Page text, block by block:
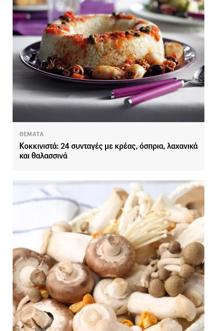
ΘΕΜΑΤΑ
Κοκκινιστά: 24 συνταγές με κρέας, όσπρια, λαχανικά
και θαλασσινά